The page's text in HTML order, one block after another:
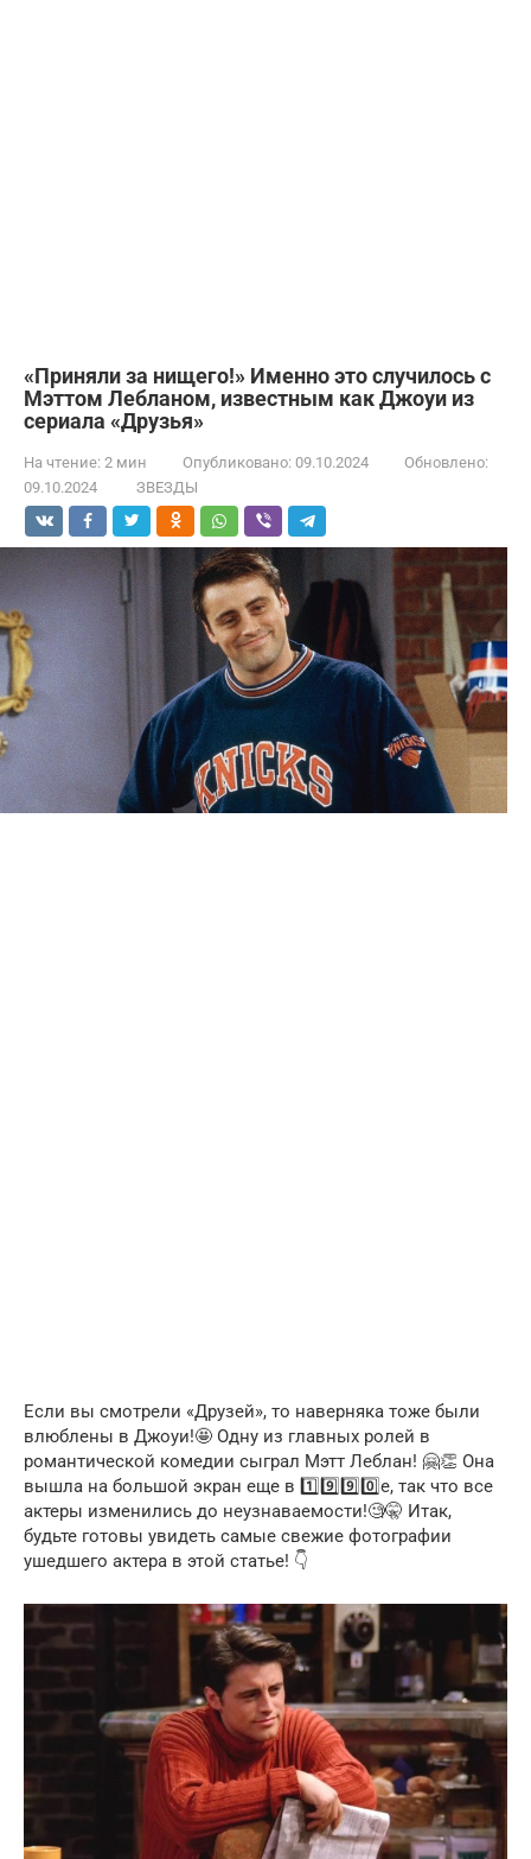
«Приняли за нищего!» Именно это случилось с
Мэттом Лебланом, известным как Джоуи из
сериала «Друзья»
На чтение: 2 мин Опубликовано: 09.10.2024
Обновлено:
09.10.2024
ЗВЕЗДЫ
Если вы смотрели «Друзей», то наверняка тоже были
влюблены в Джоуи!🤩 Одну из главных ролей в
романтической комедии сыграл Мэтт Леблан! 🤗👏 Она
вышла на большой экран еще в 1️⃣9️⃣9️⃣0️⃣е, так что все
актеры изменились до неузнаваемости!🧐🤫 Итак,
будьте готовы увидеть самые свежие фотографии
ушедшего актера в этой статье! 👇